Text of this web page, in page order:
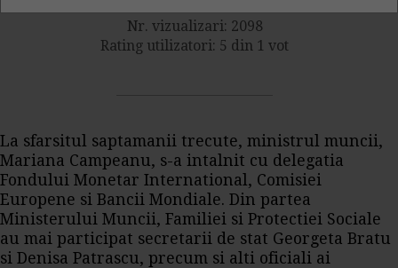
Nr. vizualizari: 2098
Rating utilizatori: 5 din 1 vot
La sfarsitul saptamanii trecute, ministrul muncii,
Mariana Campeanu, s-a intalnit cu delegatia
Fondului Monetar International, Comisiei
Europene si Bancii Mondiale. Din partea
Ministerului Muncii, Familiei si Protectiei Sociale
au mai participat secretarii de stat Georgeta Bratu
si Denisa Patrascu, precum si alti oficiali ai